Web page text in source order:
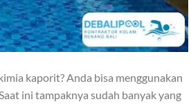
kaporit? Anda bisa menggunakan
ini tampaknya sudah banyak yang